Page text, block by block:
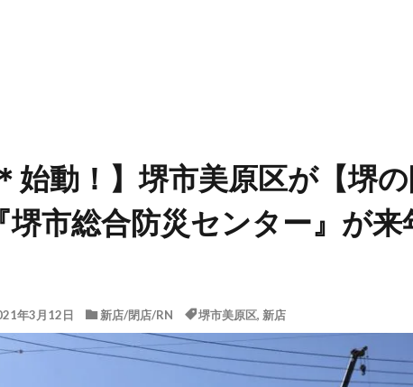
始動！】堺市美原区が【堺
堺市総合防災センター』が来
年3月12日 新店/閉店/RN 堺市美原区, 新店